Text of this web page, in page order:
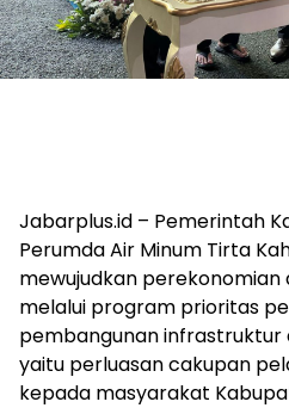
Jabarplus.id – Pemerintah
Perumda Air Minum Tirta
mewujudkan perekonomian
melalui program prioritas
pembangunan infrastruktur
yaitu perluasan cakupan
kepada masyarakat